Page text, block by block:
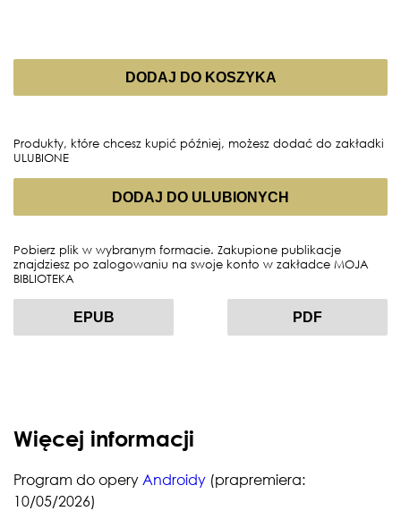
DODAJ DO KOSZYKA
Produkty, które chcesz kupić później, możesz dodać do zakładki
ULUBIONE
DODAJ DO ULUBIONYCH
Pobierz plik w wybranym formacie. Zakupione publikacje
znajdziesz po zalogowaniu na swoje konto w zakładce MOJA
BIBLIOTEKA
EPUB PDF
Więcej informacji
Program do opery Androidy (prapremiera:
10/05/2026)